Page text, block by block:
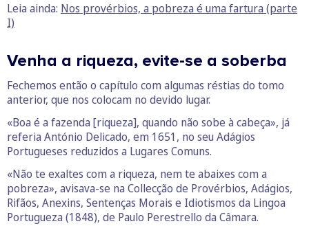
Leia ainda: Nos provérbios, a pobreza é uma fartura (parte
I)
Venha a riqueza, evite-se a soberba
Fechemos então o capítulo com algumas réstias do tomo
anterior, que nos colocam no devido lugar.
«Boa é a fazenda [riqueza], quando não sobe à cabeça», já
referia António Delicado, em 1651, no seu Adágios
Portugueses reduzidos a Lugares Comuns.
«Não te exaltes com a riqueza, nem te abaixes com a
pobreza», avisava-se na Collecção de Provérbios, Adágios,
Rifãos, Anexins, Sentenças Morais e Idiotismos da Lingoa
Portugueza (1848), de Paulo Perestrello da Câmara.